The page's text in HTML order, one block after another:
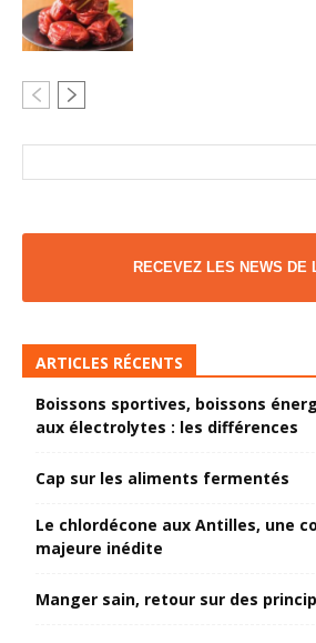
RECEVEZ LES NEWS DE
ARTICLES RÉCENTS
Boissons sportives, boissons
aux électrolytes : les différences
Cap sur les aliments fermentés
Le chlordécone aux Antilles, une
majeure inédite
Manger sain, retour sur des